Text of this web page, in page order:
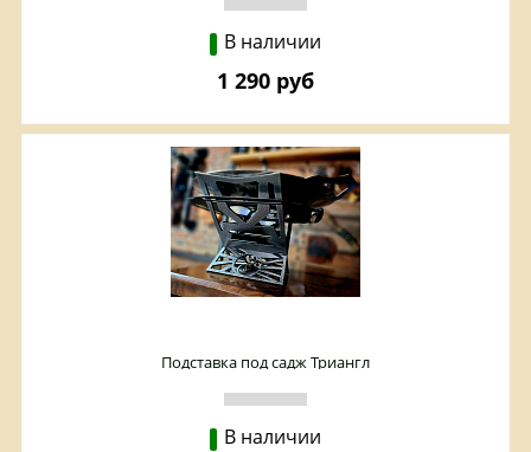
В наличии
1 290 руб
Подставка под садж Триангл
В наличии